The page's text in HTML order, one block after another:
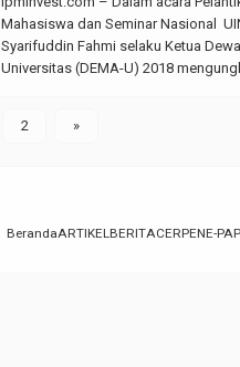
Mahasiswa dan Seminar Nasional
Syarifuddin Fahmi selaku Ketua
Universitas (DEMA-U) 2018
apabila universitas tersebut
2 »
BerandaARTIKELBERITACERPENE-